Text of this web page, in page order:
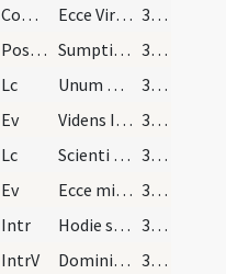
Comm Ecce Virgo concipiet
38 (9v)
Postcomm Sumptis muneribus Domine quaesumus ut cum frequentatione
38 (9v)
Lc Unum hoc non lateat vos
38 (9v)
Ev Videns Ioannes ... Progenies viperarum
38 (9v)
Lc Scienti bonum facere et non facienti
38 (9v)
Ev Ecce mitto angelum meum
39 (10r)
Intr Hodie scietis quia veniet Dominus
39 (10r)
IntrV Domini est terra et plenitudo eius
39 (10r)